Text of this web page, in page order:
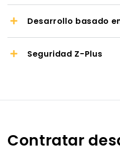
Desarrollo basado
Seguridad Z-Plus
Contratar